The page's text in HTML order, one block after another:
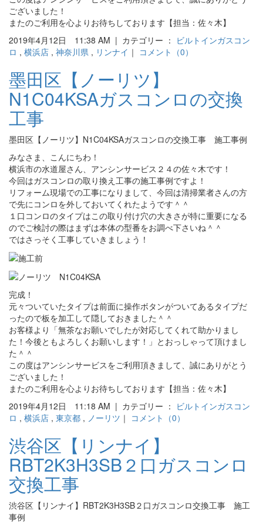
ございました！
またのご利用を心よりお待ちしております【担当：佐々木】
2019年4月12日 11:38 AM | カテゴリー ： ビルトインガスコン
ロ , 横浜店 , 神奈川県 , リンナイ ｜ コメント（0）
墨田区【ノーリツ】
N1C04KSAガスコンロの交換
工事
墨田区【ノーリツ】N1C04KSAガスコンロの交換工事 施工事例
みなさま、こんにちわ！
横浜市の水道屋さん、アンシンサービス２４の佐々木です！
今回はガスコンロの取り換え工事の施工事例ですよ！
リフォーム現場での工事になりまして、今回は清掃業者さんの方
で先にコンロを外しておいてくれたようです＾＾
１口コンロのタイプはこの取り付け穴の大きさが特に重要になる
のでご検討の際はまずは本体の型番をお調べ下さいね＾＾
ではさっそく工事していきましょう！
完成！
元々ついていたタイプは前面に操作ボタンがついてあるタイプだ
ったので板を加工して隠しておきました＾＾
お客様より「無茶なお願いでしたが対応してくれて助かりまし
た！今後ともよろしくお願いします！」とおっしゃって頂けまし
た＾＾
この度はアンシンサービスをご利用頂きまして、誠にありがとう
ございました！
またのご利用を心よりお待ちしております【担当：佐々木】
2019年4月12日 11:18 AM | カテゴリー ： ビルトインガスコン
ロ , 横浜店 , 東京都 , ノーリツ ｜ コメント（0）
渋谷区【リンナイ】
RBT2K3H3SB２口ガスコンロ
交換工事
渋谷区【リンナイ】RBT2K3H3SB２口ガスコンロ交換工事 施工
事例